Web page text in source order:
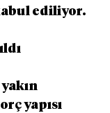
ediliyor.
yapısı